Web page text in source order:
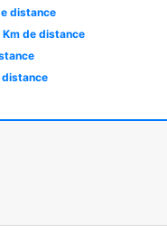
distance
de distance
distance